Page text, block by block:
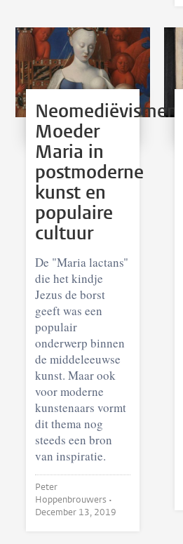
Neomediëvismen.
Moeder
Maria in
postmoderne
kunst en
populaire
cultuur
De "Maria lactans"
die het kindje
Jezus de borst
geeft was een
populair
onderwerp binnen
de middeleeuwse
kunst. Maar ook
voor moderne
kunstenaars vormt
dit thema nog
steeds een bron
van inspiratie.
Peter
Hoppenbrouwers •
December 13, 2019